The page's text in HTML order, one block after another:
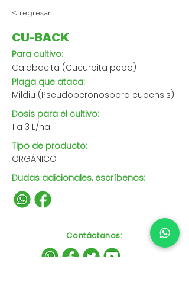
< regresar
CU-BACK
Para cultivo:
Calabacita (Cucurbita pepo)
Plaga que ataca:
Mildiu (Pseudoperonospora cubensis)
Dosis para el cultivo:
1 a 3 L/ha
Tipo de producto:
ORGÁNICO
Dudas adicionales, escríbenos:
Contáctanos: